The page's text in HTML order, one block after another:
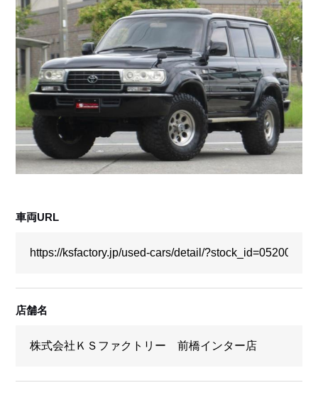
お問い合わせ
採用情報
店舗問い合わせ
車両URL
店舗名